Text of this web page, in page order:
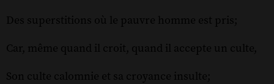
Des superstitions où le pauvre homme est pris;
Car, même quand il croit, quand il accepte un culte,
Son culte calomnie et sa croyance insulte;